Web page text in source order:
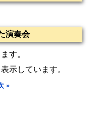
演奏会
す。
示しています。
»